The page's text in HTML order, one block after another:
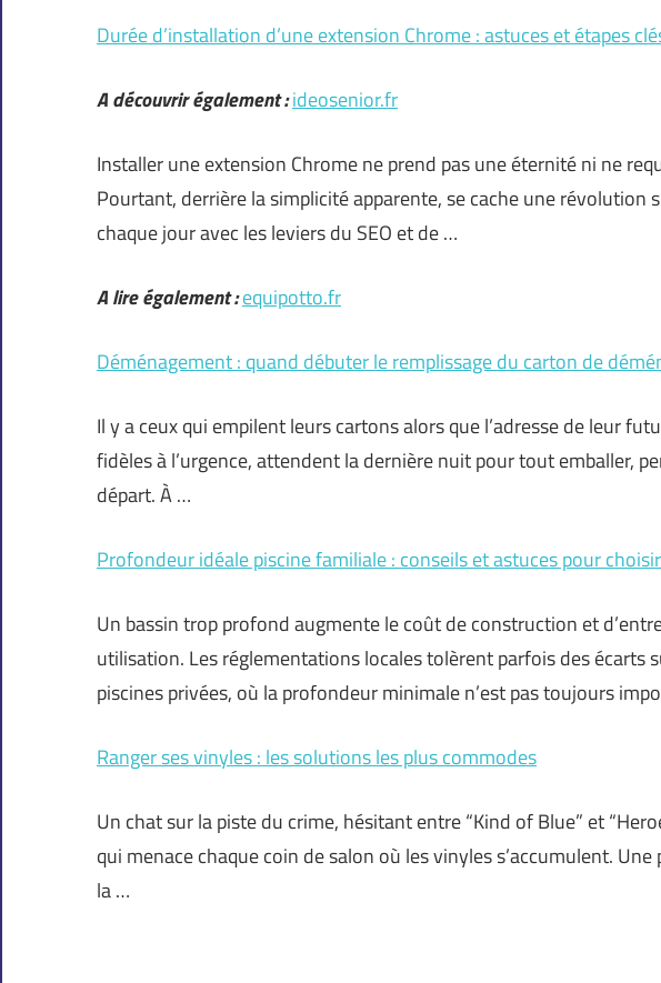
Durée d’installation d’une extension Chrome : astuces et étapes
A découvrir également :ideosenior.fr
Installer une extension Chrome ne prend pas une éternité ni ne
Pourtant, derrière la simplicité apparente, se cache une révolution
chaque jour avec les leviers du SEO et de …
A lire également :equipotto.fr
Déménagement : quand débuter le remplissage du carton de
Il y a ceux qui empilent leurs cartons alors que l’adresse de leur
fidèles à l’urgence, attendent la dernière nuit pour tout emballer,
départ. À …
Profondeur idéale piscine familiale : conseils et astuces pour choisir
Un bassin trop profond augmente le coût de construction et
utilisation. Les réglementations locales tolèrent parfois des écarts
piscines privées, où la profondeur minimale n’est pas toujours
Ranger ses vinyles : les solutions les plus commodes
Un chat sur la piste du crime, hésitant entre “Kind of Blue” et
qui menace chaque coin de salon où les vinyles s’accumulent.
la …